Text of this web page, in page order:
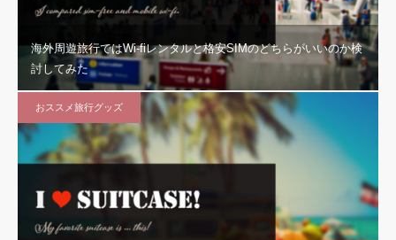
海外周遊旅行ではWi-fiレンタルと格安SIMのどちらがいいのか検
討してみた
おススメ旅行グッズ